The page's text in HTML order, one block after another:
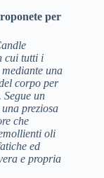
per
cui tutti i
una
corpo per
un
preziosa
che
oli
ed
e propria